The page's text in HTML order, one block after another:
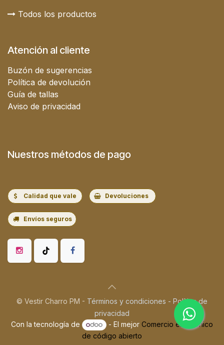
Todos los productos
Atención al cliente
Buzón de sugerencias
Política de devolución
Guía de tallas
Aviso de privacidad
Nuestros métodos de pago
Calidad que vale Devoluciones
Envíos seguros
© Vestir Charro PM - Términos y condiciones - Política de
privacidad
Con la tecnología de
- El mejor Comercio electrónico
de código abierto